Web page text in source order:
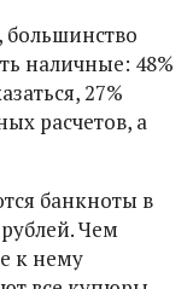
, большинство
наличные: 48%
27%
расчетов, а
банкноты в
рублей. Чем
к нему